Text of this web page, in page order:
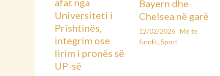
afat nga
Universiteti i
Prishtinës,
integrim ose
lirim i pronës së
UP-së
Bayern dhe
Chelsea në garë
12/02/2026 Më të
fundit, Sport